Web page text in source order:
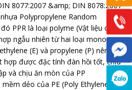
8077:2007 &amp; DIN 8078:2007
Polypropylene Random
PPR là loại polyme (Vật liệu cao
ngẫu nhiên từ hai loại monome
(E) và propylene (P) nên sản
hợp được đặc tính đàn hồi tốt, chịu
và chịu ăn mòn của PP
dẻo của PE (Poly Ethylene).